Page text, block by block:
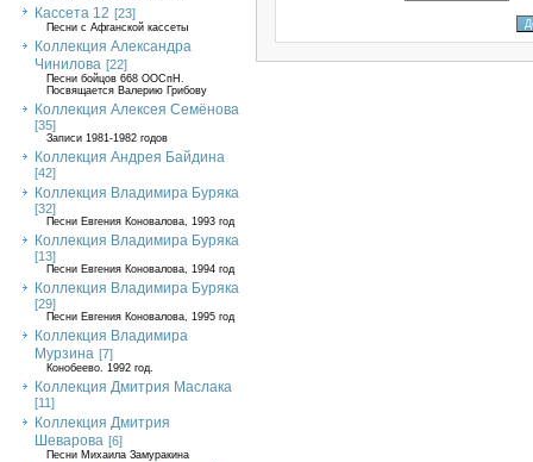
Кассета 12 [23]
Песни с Афганской кассеты
Коллекция Александра
Чинилова [22]
Песни бойцов 668 ООСпН.
Посвящается Валерию Грибову
Коллекция Алексея Семёнова
[35]
Записи 1981-1982 годов
Коллекция Андрея Байдина
[42]
Коллекция Владимира Буряка
[32]
Песни Евгения Коновалова, 1993 год
Коллекция Владимира Буряка
[13]
Песни Евгения Коновалова, 1994 год
Коллекция Владимира Буряка
[29]
Песни Евгения Коновалова, 1995 год
Коллекция Владимира
Мурзина [7]
Конобеево. 1992 год.
Коллекция Дмитрия Маслака
[11]
Коллекция Дмитрия
Шеварова [6]
Песни Михаила Замуракина